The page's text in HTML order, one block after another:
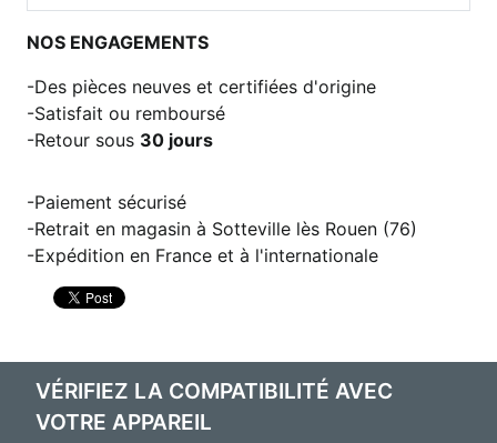
NOS ENGAGEMENTS
Des pièces neuves et certifiées d'origine
Satisfait ou remboursé
Retour sous 30 jours
Paiement sécurisé
Retrait en magasin à Sotteville lès Rouen (76)
Expédition en France et à l'internationale
VÉRIFIEZ LA COMPATIBILITÉ AVEC
VOTRE APPAREIL